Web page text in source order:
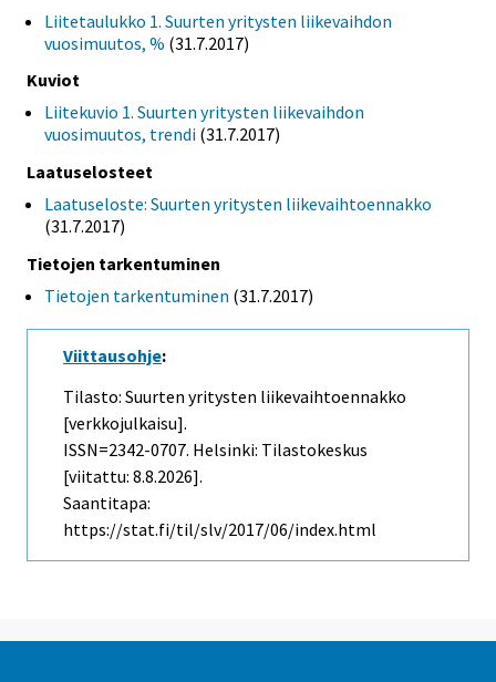
Liitetaulukko 1. Suurten yritysten liikevaihdon
vuosimuutos, % (31.7.2017)
Kuviot
Liitekuvio 1. Suurten yritysten liikevaihdon
vuosimuutos, trendi (31.7.2017)
Laatuselosteet
Laatuseloste: Suurten yritysten liikevaihtoennakko
(31.7.2017)
Tietojen tarkentuminen
Tietojen tarkentuminen (31.7.2017)
Viittausohje:
Tilasto: Suurten yritysten liikevaihtoennakko
[verkkojulkaisu].
ISSN=2342-0707. Helsinki: Tilastokeskus
[viitattu: 8.8.2026].
Saantitapa:
https://stat.fi/til/slv/2017/06/index.html